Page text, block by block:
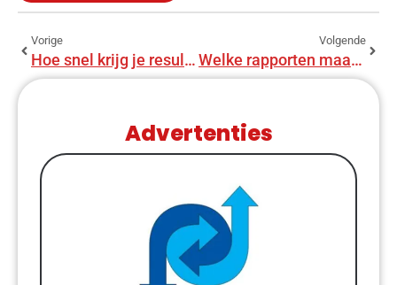
Vorige
Hoe snel krijg je resultaat van bouwadviseur?
Volgende
Welke rapporten maakt een bouwadviseur?
Advertenties